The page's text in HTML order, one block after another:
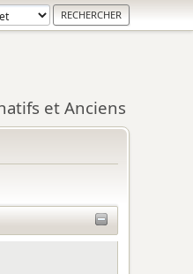
et Anciens